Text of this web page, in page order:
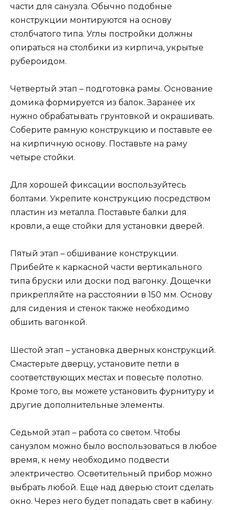
части для санузла. Обычно подобные
конструкции монтируются на основу
столбчатого типа. Углы постройки должны
опираться на столбики из кирпича, укрытые
рубероидом.
Четвертый этап – подготовка рамы. Основание
домика формируется из балок. Заранее их
нужно обрабатывать грунтовкой и окрашивать.
Соберите рамную конструкцию и поставьте ее
на кирпичную основу. Поставьте на раму
четыре стойки.
Для хорошей фиксации воспользуйтесь
болтами. Укрепите конструкцию посредством
пластин из металла. Поставьте балки для
кровли, а еще стойки для установки дверей.
Пятый этап – обшивание конструкции.
Прибейте к каркасной части вертикального
типа бруски или доски под вагонку. Дощечки
прикрепляйте на расстоянии в 150 мм. Основу
для сидения и стенок также необходимо
обшить вагонкой.
Шестой этап – установка дверных конструкций.
Смастерьте дверцу, установите петли в
соответствующих местах и повесьте полотно.
Кроме того, вы можете установить фурнитуру и
другие дополнительные элементы.
Седьмой этап – работа со светом. Чтобы
санузлом можно было воспользоваться в любое
время, к нему необходимо подвести
электричество. Осветительный прибор можно
выбрать любой. Еще над дверью стоит сделать
окно. Через него будет попадать свет в кабину.